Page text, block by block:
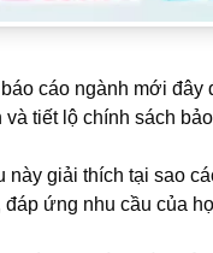
báo cáo ngành mới đây
và tiết lộ chính sách
này giải thích tại sao
đáp ứng nhu cầu của